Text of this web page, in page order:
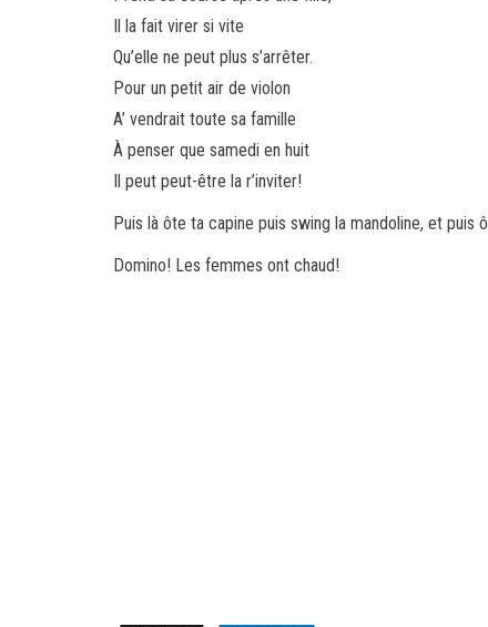
Il la fait virer si vite
Qu’elle ne peut plus s’arrêter.
Pour un petit air de violon
A’ vendrait toute sa famille
À penser que samedi en huit
Il peut peut-être la r’inviter!
Puis là ôte ta capine puis swing la mandoline, et
Domino! Les femmes ont chaud!